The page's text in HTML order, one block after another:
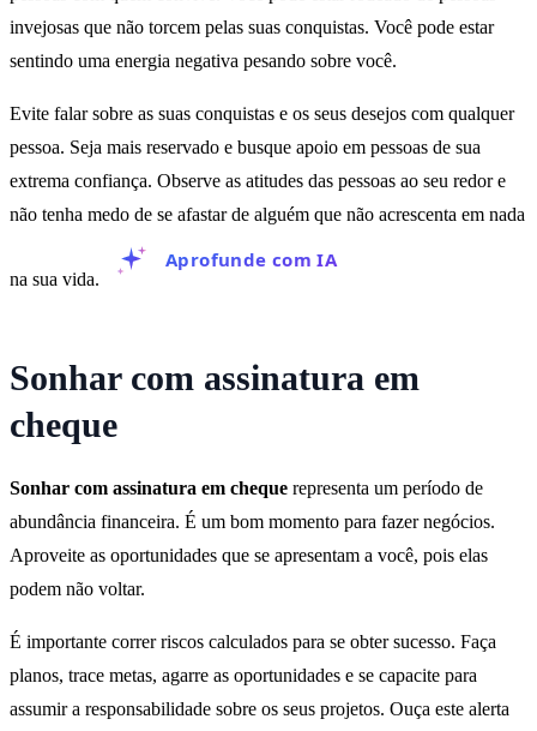
invejosas que não torcem pelas suas conquistas. Você pode estar
sentindo uma energia negativa pesando sobre você.
Evite falar sobre as suas conquistas e os seus desejos com qualquer
pessoa. Seja mais reservado e busque apoio em pessoas de sua
extrema confiança. Observe as atitudes das pessoas ao seu redor e
não tenha medo de se afastar de alguém que não acrescenta em nada
na sua vida.
Aprofunde com IA
Sonhar com assinatura em
cheque
Sonhar com assinatura em cheque representa um período de
abundância financeira. É um bom momento para fazer negócios.
Aproveite as oportunidades que se apresentam a você, pois elas
podem não voltar.
É importante correr riscos calculados para se obter sucesso. Faça
planos, trace metas, agarre as oportunidades e se capacite para
assumir a responsabilidade sobre os seus projetos. Ouça este alerta